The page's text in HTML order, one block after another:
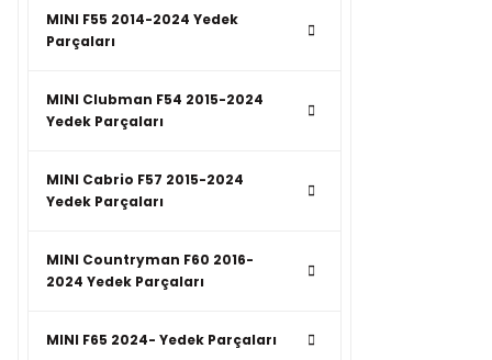
MINI F55 2014-2024 Yedek
Parçaları
MINI Clubman F54 2015-2024
Yedek Parçaları
MINI Cabrio F57 2015-2024
Yedek Parçaları
MINI Countryman F60 2016-
2024 Yedek Parçaları
MINI F65 2024- Yedek Parçaları